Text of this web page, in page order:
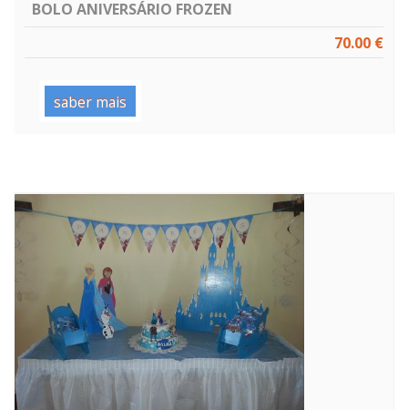
BOLO ANIVERSÁRIO FROZEN
70.00 €
saber mais